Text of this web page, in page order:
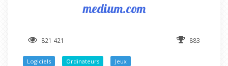
medium.com
821 421 883
Logiciels Ordinateurs
Jeux